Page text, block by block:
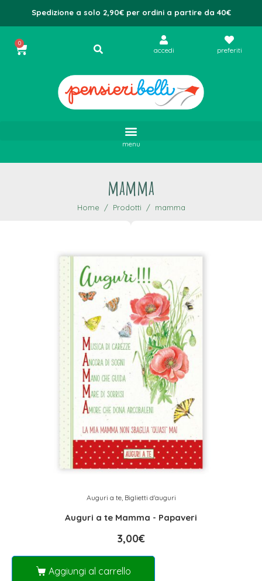
Spedizione a solo 2,90€ per ordini a partire da 40€
0
accedi preferiti
menu
mamma
Home Prodotti mamma
Auguri a te, Biglietti d'auguri
Auguri a te Mamma - Papaveri
3,00€
Aggiungi al carrello